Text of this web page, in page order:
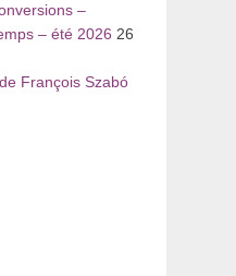
–
– été 2026 26
François Szabó